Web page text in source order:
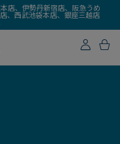
店、伊勢丹新宿店、阪急うめ
、西武池袋本店、銀座三越店